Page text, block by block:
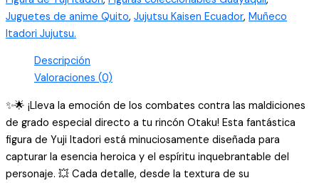
Kaisen
Coleccionable
18.5cm
cantidad
Juguetes de anime Quito, Jujutsu Kaisen Ecuador, Muñeco
Itadori Jujutsu.
Descripción
Valoraciones (0)
✨🌟 ¡Lleva la emoción de los combates contra las maldiciones
de grado especial directo a tu rincón Otaku! Esta fantástica
figura de Yuji Itadori está minuciosamente diseñada para
capturar la esencia heroica y el espíritu inquebrantable del
personaje. 💥 Cada detalle, desde la textura de su